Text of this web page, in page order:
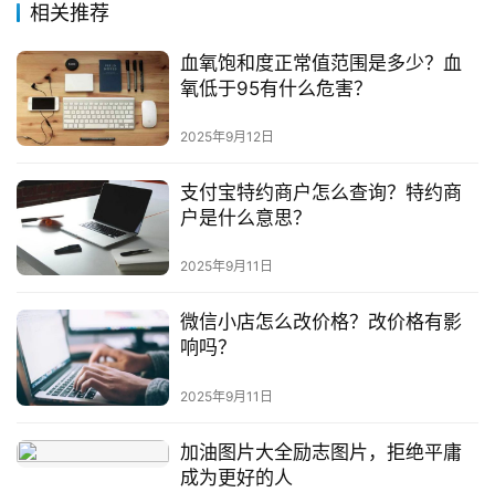
播
货
引
推
广
私
群
问
答
社
相关推荐
血氧饱和度正常值范围是多少？血
氧低于95有什么危害？
2025年9月12日
支付宝特约商户怎么查询？特约商
户是什么意思？
2025年9月11日
微信小店怎么改价格？改价格有影
响吗？
2025年9月11日
加油图片大全励志图片，拒绝平庸
成为更好的人